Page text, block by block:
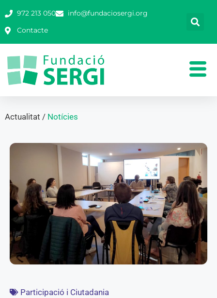
972 213 050
info@fundaciosergi.org
Contacte
Actualitat / Notícies
Participació i Ciutadania